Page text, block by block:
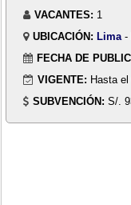
VACANTES: 1
UBICACIÓN: Lima -
FECHA DE
VIGENTE: Hasta
SUBVENCIÓN: S/.